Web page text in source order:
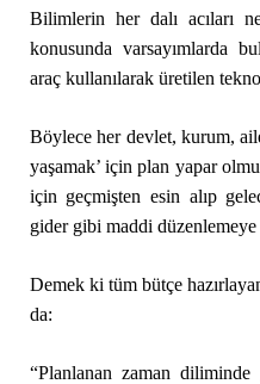
Bilimlerin her dalı acıları
konusunda varsayımlarda
araç kullanılarak üretilen
Böylece her devlet, kurum,
yaşamak’ için plan yapar
için geçmişten esin alıp
gider gibi maddi düzenlemeye
Demek ki tüm bütçe
da:
“Planlanan zaman